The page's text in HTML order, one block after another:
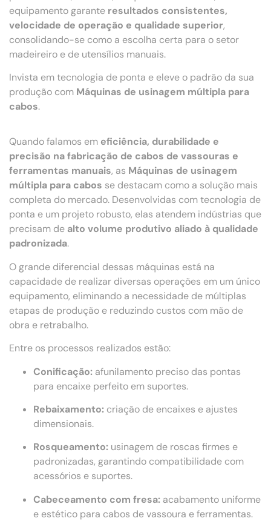
equipamento garante resultados consistentes,
velocidade de operação e qualidade superior,
consolidando-se como a escolha certa para o setor
madeireiro e de utensílios manuais.
Invista em tecnologia de ponta e eleve o padrão da sua
produção com Máquinas de usinagem múltipla para
cabos.
Quando falamos em eficiência, durabilidade e
precisão na fabricação de cabos de vassouras e
ferramentas manuais, as Máquinas de usinagem
múltipla para cabos se destacam como a solução mais
completa do mercado. Desenvolvidas com tecnologia de
ponta e um projeto robusto, elas atendem indústrias que
precisam de alto volume produtivo aliado à qualidade
padronizada.
O grande diferencial dessas máquinas está na
capacidade de realizar diversas operações em um único
equipamento, eliminando a necessidade de múltiplas
etapas de produção e reduzindo custos com mão de
obra e retrabalho.
Entre os processos realizados estão:
Conificação: afunilamento preciso das pontas
para encaixe perfeito em suportes.
Rebaixamento: criação de encaixes e ajustes
dimensionais.
Rosqueamento: usinagem de roscas firmes e
padronizadas, garantindo compatibilidade com
acessórios e suportes.
Cabeceamento com fresa: acabamento uniforme
e estético para cabos de vassoura e ferramentas.